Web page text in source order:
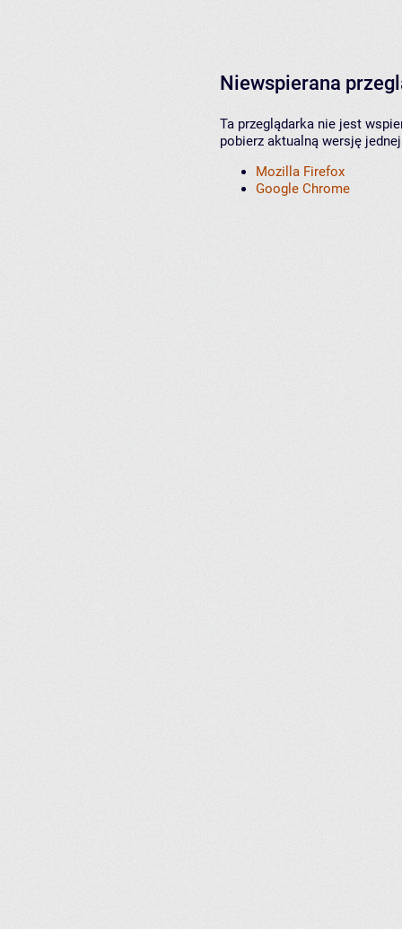
Niewspierana
Ta przeglądarka nie jest
pobierz aktualną wersję
Mozilla Firefox
Google Chrome